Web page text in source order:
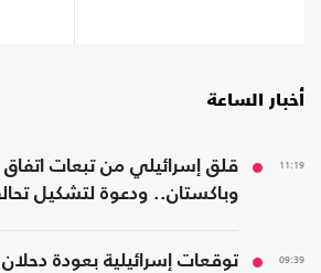
أخبار الساعة
11:19
قلق إسرائيلي من تبعات اتفاق
وباكستان.. ودعوة لتشكيل
09:39
توقعات إسرائيلية بعودة